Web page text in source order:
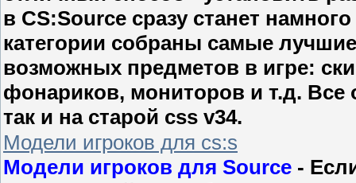
в CS:Source сразу станет
категории собраны самые
возможных предметов в игре:
фонариков, мониторов и т.д. Все
так и на старой css v34.
Модели игроков для cs:s
Модели игроков для Source -